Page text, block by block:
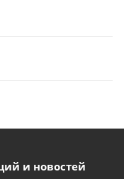
и новостей